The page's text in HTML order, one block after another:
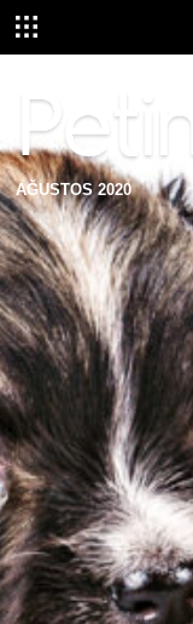
AĞUSTOS 2020